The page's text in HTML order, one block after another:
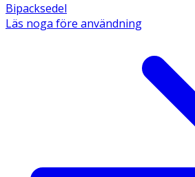
Bipacksedel
Läs noga före användning